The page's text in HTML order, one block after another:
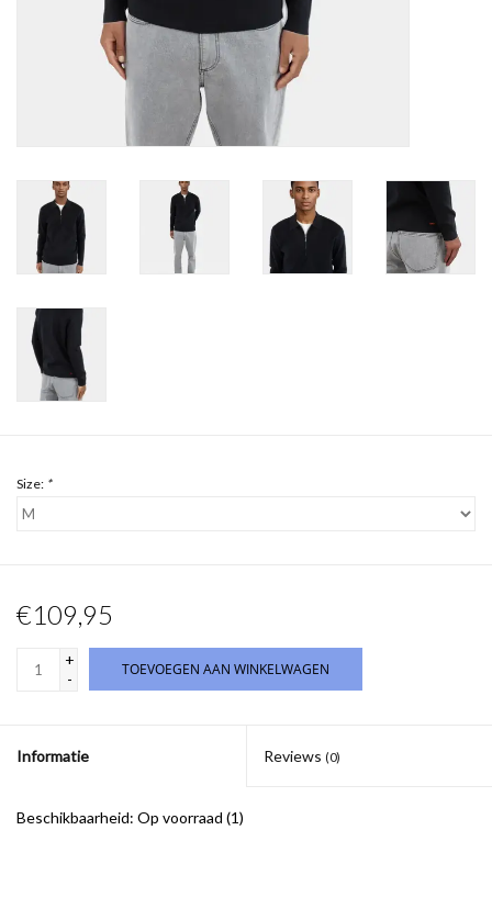
Size: *
€109,95
+
-
TOEVOEGEN AAN WINKELWAGEN
Informatie Reviews (0)
Beschikbaarheid: Op voorraad (1)